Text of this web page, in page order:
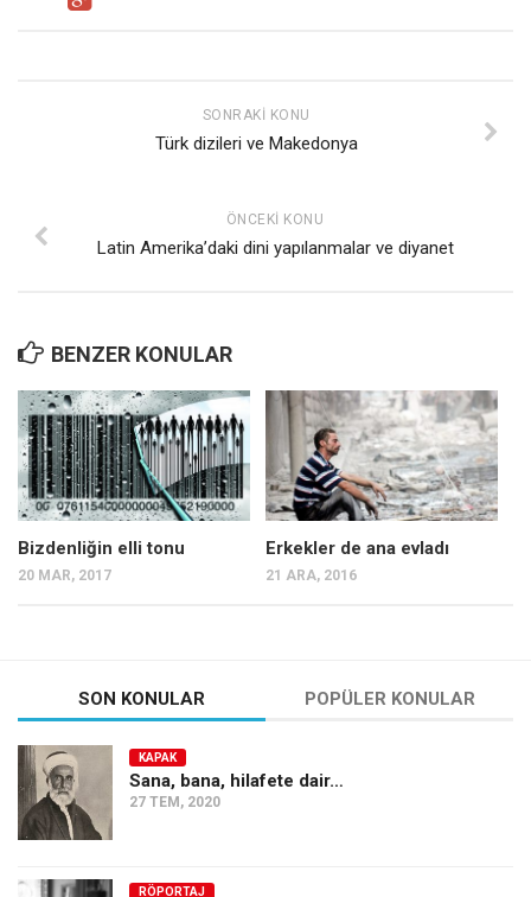
SONRAKI KONU
Türk dizileri ve Makedonya
ÖNCEKI KONU
Latin Amerika’daki dini yapılanmalar ve diyanet
BENZER KONULAR
Bizdenliğin elli tonu
20 MAR, 2017
Erkekler de ana evladı
21 ARA, 2016
SON KONULAR POPÜLER KONULAR
KAPAK
Sana, bana, hilafete dair…
27 TEM, 2020
RÖPORTAJ